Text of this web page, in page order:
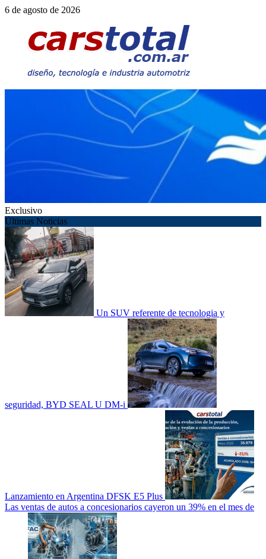
Saltar
contenido
6 de agosto de 2026
Exclusivo
Últimas Noticias
Un SUV referente de tecnologia y
seguridad, BYD SEAL U DM-i
Lanzamiento en Argentina DFSK E5 Plus
Las ventas de autos a concesionarios cayeron un 39% en el mes de